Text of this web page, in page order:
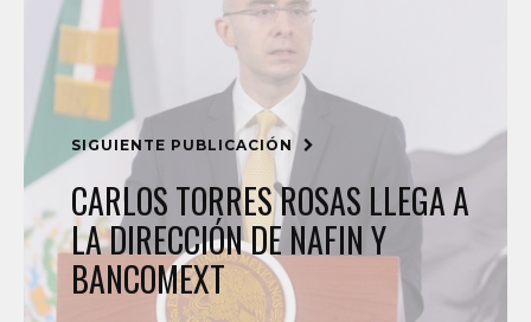
SIGUIENTE PUBLICACIÓN
CARLOS TORRES ROSAS LLEGA A
LA DIRECCIÓN DE NAFIN Y
BANCOMEXT